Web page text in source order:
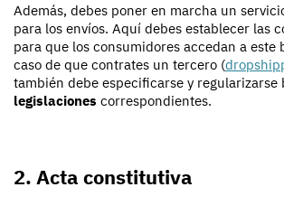
Además, debes poner en marcha un
para los envíos. Aquí debes establecer las
para que los consumidores accedan a este
caso de que contrates un tercero (
también debe especificarse y regularizarse
legislaciones correspondientes.
2. Acta constitutiva